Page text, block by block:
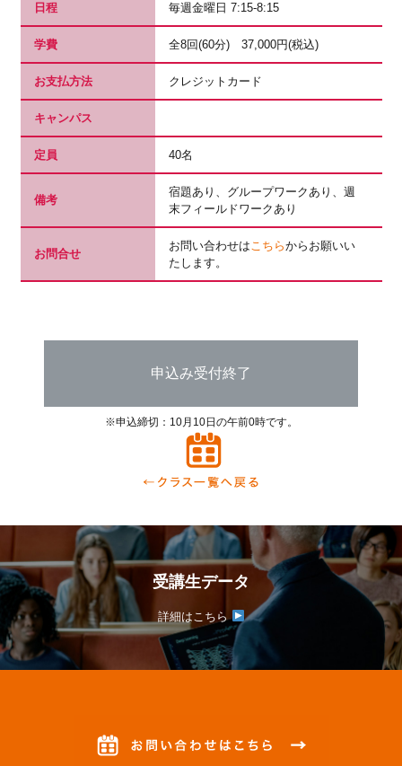
日程 毎週金曜日 7:15-8:15
学費 全8回(60分) 37,000円(税込)
お支払方法 クレジットカード
キャンパス
定員 40名
備考
宿題あり、グループワークあり、週
末フィールドワークあり
お問合せ
お問い合わせはこちらからお願いい
たします。
申込み受付終了
※申込締切：10月10日の午前0時です。
受講生データ
詳細はこちら